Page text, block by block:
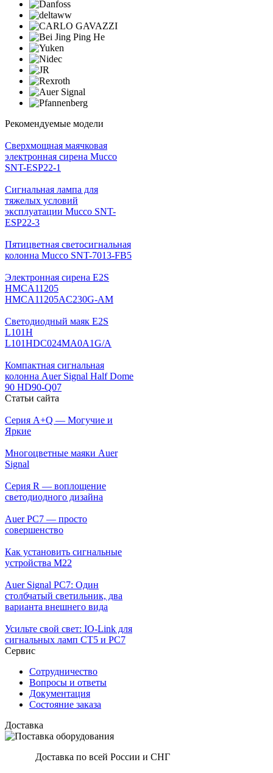
Рекомендуемые модели
Cверхмощная маячковая
электронная сирена Mucco
SNT-ESP22-1
Сигнальная лампа для
тяжелых условий
эксплуатации Mucco SNT-
ESP22-3
Пятицветная светосигнальная
колонна Mucco SNT-7013-FB5
Электронная сирена E2S
HMCA11205
HMCA11205AC230G-AM
Светодиодный маяк E2S
L101H
L101HDC024MA0A1G/A
Компактная сигнальная
колонна Auer Signal Half Dome
90 HD90-Q07
Статьи сайта
Серия A+Q — Могучие и
Яркие
Многоцветные маяки Auer
Signal
Серия R — воплощение
светодиодного дизайна
Auer PC7 — просто
совершенство
Как установить сигнальные
устройства М22
Auer Signal PC7: Один
столбчатый светильник, два
варианта внешнего вида
Усильте свой свет: IO-Link для
сигнальных ламп CT5 и PC7
Сервис
Сотрудничество
Вопросы и ответы
Документация
Состояние заказа
Доставка
Доставка по всей России и СНГ